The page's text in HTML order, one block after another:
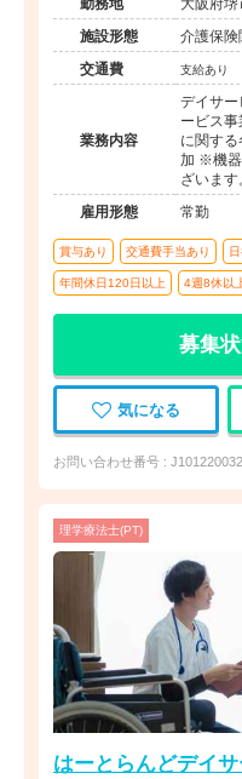
勤務地
大阪府
施設形態
介護保険
交通費
支給あり
業務内容
デイサー
ービス
に関す
加 ※機器
ざいます
雇用形態
常勤
賞与あり 交通費手当あり
年間休日120日以上 4週8休以
募集
気になる
お問い合わせ番号 : J101220032
理学療法士(PT)
はーとらんどデイ